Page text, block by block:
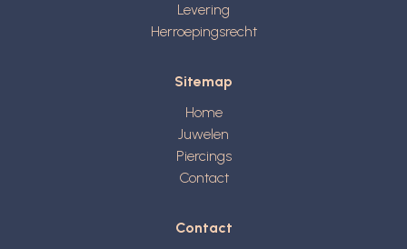
Levering
Herroepingsrecht
Sitemap
Home
Juwelen
Piercings
Contact
Contact